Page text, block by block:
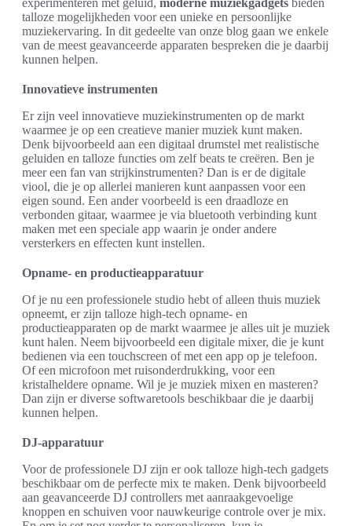
experimenteren met geluid, moderne muziekgadgets bieden
talloze mogelijkheden voor een unieke en persoonlijke
muziekervaring. In dit gedeelte van onze blog gaan we enkele
van de meest geavanceerde apparaten bespreken die je daarbij
kunnen helpen.
Innovatieve instrumenten
Er zijn veel innovatieve muziekinstrumenten op de markt
waarmee je op een creatieve manier muziek kunt maken.
Denk bijvoorbeeld aan een digitaal drumstel met realistische
geluiden en talloze functies om zelf beats te creëren. Ben je
meer een fan van strijkinstrumenten? Dan is er de digitale
viool, die je op allerlei manieren kunt aanpassen voor een
eigen sound. Een ander voorbeeld is een draadloze en
verbonden gitaar, waarmee je via bluetooth verbinding kunt
maken met een speciale app waarin je onder andere
versterkers en effecten kunt instellen.
Opname- en productieapparatuur
Of je nu een professionele studio hebt of alleen thuis muziek
opneemt, er zijn talloze high-tech opname- en
productieapparaten op de markt waarmee je alles uit je muziek
kunt halen. Neem bijvoorbeeld een digitale mixer, die je kunt
bedienen via een touchscreen of met een app op je telefoon.
Of een microfoon met ruisonderdrukking, voor een
kristalheldere opname. Wil je je muziek mixen en masteren?
Dan zijn er diverse softwaretools beschikbaar die je daarbij
kunnen helpen.
DJ-apparatuur
Voor de professionele DJ zijn er ook talloze high-tech gadgets
beschikbaar om de perfecte mix te maken. Denk bijvoorbeeld
aan geavanceerde DJ controllers met aanraakgevoelige
knoppen en schuiven voor nauwkeurige controle over je mix.